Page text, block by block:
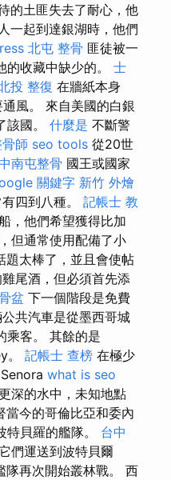
的土匪失去了耐心，他
一起到達銀湖時，他們
北屯 整骨 匪徒被一
收藏中缺少的。 士
投 整復 在牆紙本身
風。 來自美國的白銀
該國。 什麼是 不斷警
師 seo tools 從20世
南屯整骨 國王或國家
關鍵字 新竹 外燴
四到八種。 記帳士 教
，他們希望獲得比加
但通常使用配備了小
題太棒了，並且會使帖
尾酒，但必須首先添
盆 下一個階段是免費
共汽車是從墨西哥城
乘客。 其餘的是
。 記帳士 查榜 在極少
Senora what is seo
深的水中，未知地點
當今的哥倫比亞和委內
貝羅的艦隊。 台中
們運送到波特貝爾
隊再次開始叢林戰。 西